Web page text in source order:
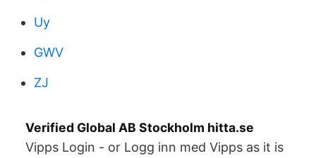
Uy
GWV
ZJ
Verified Global AB Stockholm hitta.se
Vipps Login - or Logg inn med Vipps as it is